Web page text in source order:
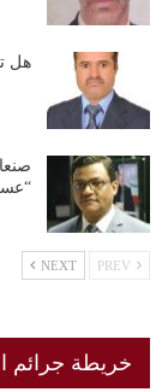
هل
NEXT
خريطة جرائم